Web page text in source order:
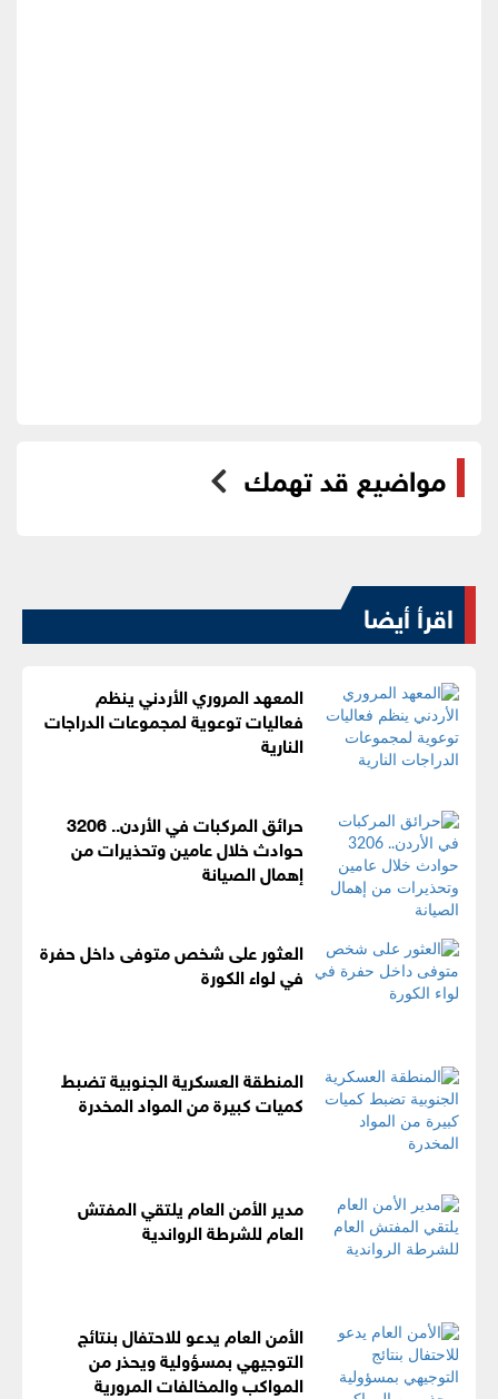
مواضيع قد تهمك
اقرأ أيضا
المعهد المروري الأردني ينظم
فعاليات توعوية لمجموعات الدراجات
النارية
حرائق المركبات في الأردن.. 3206
حوادث خلال عامين وتحذيرات من
إهمال الصيانة
العثور على شخص متوفى داخل حفرة
في لواء الكورة
المنطقة العسكرية الجنوبية تضبط
كميات كبيرة من المواد المخدرة
مدير الأمن العام يلتقي المفتش
العام للشرطة الرواندية
الأمن العام يدعو للاحتفال بنتائج
التوجيهي بمسؤولية ويحذر من
المواكب والمخالفات المرورية